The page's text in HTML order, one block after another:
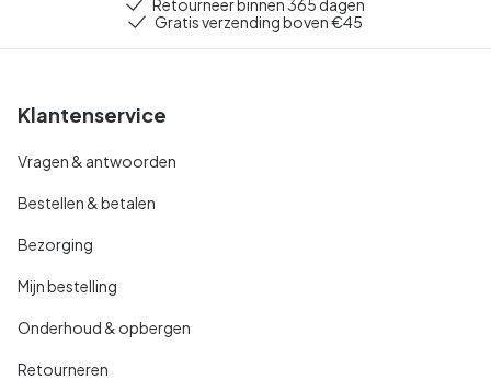
Retourneer binnen 365 dagen
Gratis verzending boven €45
Klantenservice
Vragen & antwoorden
Bestellen & betalen
Bezorging
Mijn bestelling
Onderhoud & opbergen
Retourneren